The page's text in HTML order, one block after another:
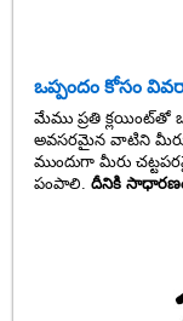
ఒప్పందం కోసం
మేము ప్రతి క్లయింట్‌తో
అవసరమైన వాటిని మీరు
ముందుగా మీరు
పంపాలి.దీనికి